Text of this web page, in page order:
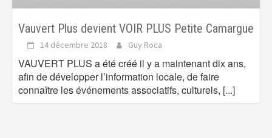
Vauvert Plus devient VOIR PLUS Petite Camargue
14 décembre 2018 Guy Roca
VAUVERT PLUS a été créé il y a maintenant dix ans,
afin de développer l’information locale, de faire
connaître les événements associatifs, culturels, [...]